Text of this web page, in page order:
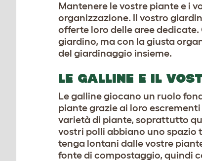
Mantenere le vostre piante e i
organizzazione. Il vostro
offerte loro delle aree
giardino, ma con la giusta
del giardinaggio insieme.
LE GALLINE E IL
Le galline giocano un ruolo
piante grazie ai loro
varietà di piante, soprattutto
vostri polli abbiano uno spazio
tenga lontani dalle vostre
fonte di compostaggio, quindi